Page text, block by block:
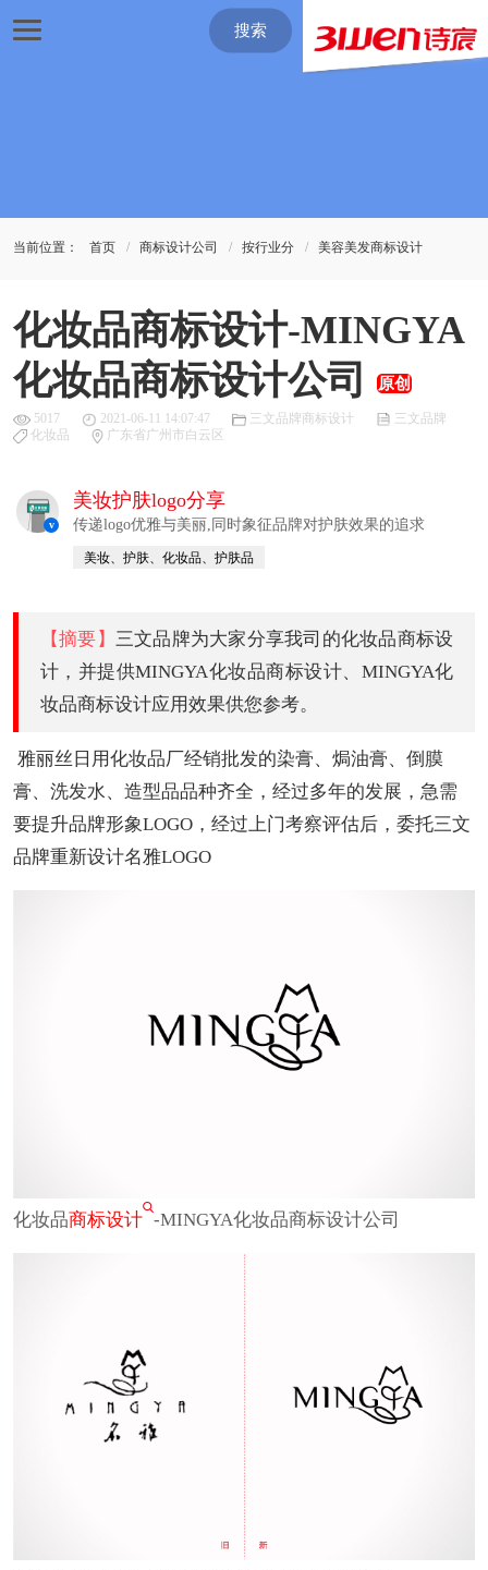
搜索
当前位置： 首页 商标设计公司 按行业分 美容美发商标设计
化妆品商标设计-MINGYA
化妆品商标设计公司
原创
5017 2021-06-11 14:07:47 三文品牌商标设计
三文品牌
化妆品
广东省广州市白云区
v
美妆护肤logo分享
传递logo优雅与美丽,同时象征品牌对护肤效果的追求
美妆、护肤、化妆品、护肤品
【摘要】 三文品牌为大家分享我司的化妆品商标设
计，并提供MINGYA化妆品商标设计、MINGYA化
妆品商标设计应用效果供您参考。
雅丽丝日用化妆品厂经销批发的染膏、焗油膏、倒膜
膏、洗发水、造型品品种齐全，经过多年的发展，急需
要提升品牌形象LOGO，经过上门考察评估后，委托三文
品牌重新设计名雅LOGO
化妆品商标设计 -MINGYA化妆品商标设计公司